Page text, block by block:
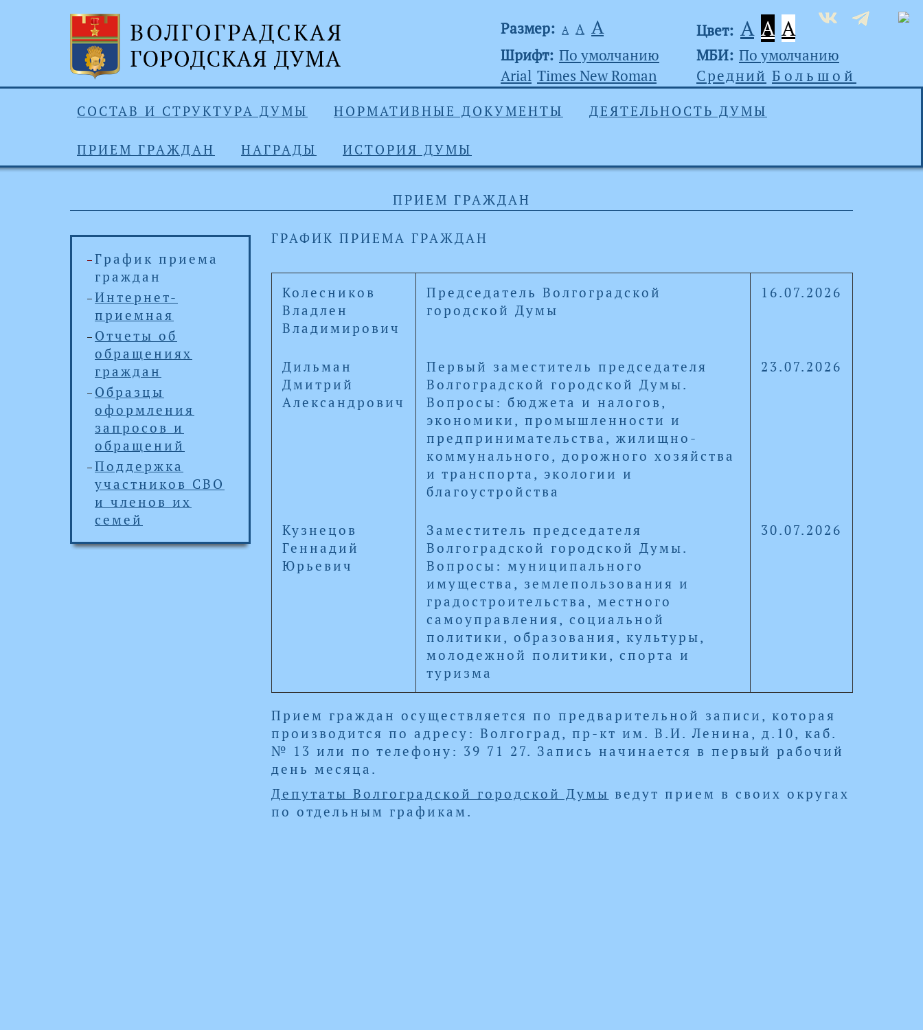
Размер: А А А Цвет: A A A
Шрифт: По умолчанию
Arial Times New Roman
МБИ: По умолчанию
Средний Большой
СОСТАВ И СТРУКТУРА ДУМЫ НОРМАТИВНЫЕ ДОКУМЕНТЫ ДЕЯТЕЛЬНОСТЬ ДУМЫ
ПРИЕМ ГРАЖДАН НАГРАДЫ ИСТОРИЯ ДУМЫ
ПРИЕМ ГРАЖДАН
График приема
граждан
Интернет-
приемная
Отчеты об
обращениях
граждан
Образцы
оформления
запросов и
обращений
Поддержка
участников СВО
и членов их
семей
ГРАФИК ПРИЕМА ГРАЖДАН
Колесников
Владлен
Владимирович
Председатель Волгоградской
городской Думы
16.07.2026
Дильман
Дмитрий
Александрович
Первый заместитель председателя
Волгоградской городской Думы.
Вопросы: бюджета и налогов,
экономики, промышленности и
предпринимательства, жилищно-
коммунального, дорожного хозяйства
и транспорта, экологии и
благоустройства
23.07.2026
Кузнецов
Геннадий
Юрьевич
Заместитель председателя
Волгоградской городской Думы.
Вопросы: муниципального
имущества, землепользования и
градостроительства, местного
самоуправления, социальной
политики, образования, культуры,
молодежной политики, спорта и
туризма
30.07.2026
Прием граждан осуществляется по предварительной записи, которая
производится по адресу: Волгоград, пр-кт им. В.И. Ленина, д.10, каб.
№ 13 или по телефону: 39 71 27. Запись начинается в первый рабочий
день месяца.
Депутаты Волгоградской городской Думы ведут прием в своих округах
по отдельным графикам.